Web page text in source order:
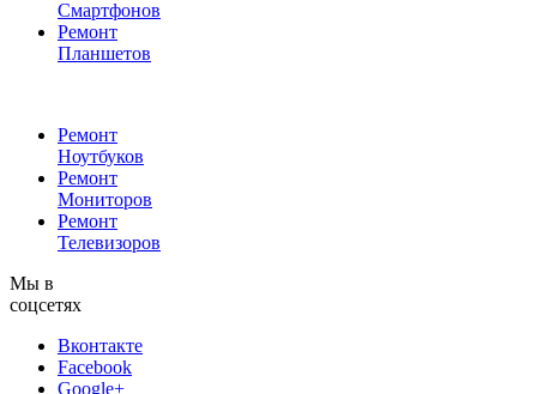
Смартфонов
Ремонт
Планшетов
Ремонт
Ноутбуков
Ремонт
Мониторов
Ремонт
Телевизоров
Мы в
соцсетях
Вконтакте
Facebook
Google+